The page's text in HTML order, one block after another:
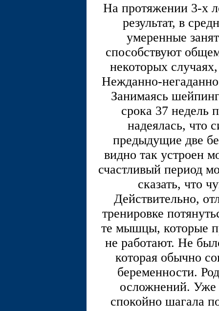
На протяжении 3-х
результат, в
умеренные
способствуют
некоторых
Нежданно-
Занимаясь
срока 37 недель
надеялась, что
предыдущие две
видно так устроен
счастливый период
сказать, что
Действительно,
тренировке
те мышцы, которые
не работают. Не
которая обычно
беременности.
осложнений. Уже
спокойно шагала